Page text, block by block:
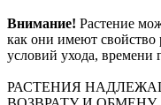
Внимание! Растение
как они имеют свойство
условий ухода, времени
РАСТЕНИЯ